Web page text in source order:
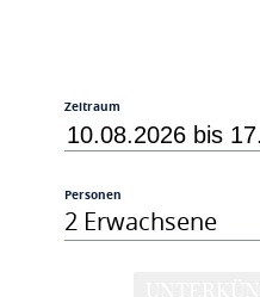
Zeitraum
Personen
2 Erwachsene